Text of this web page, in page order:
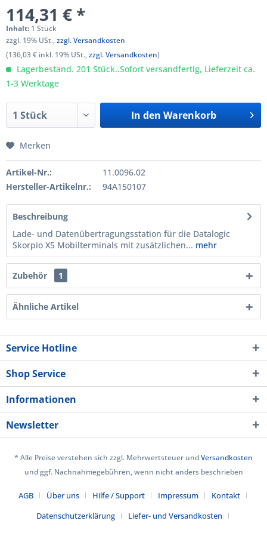
114,31 € *
Inhalt: 1 Stück
zzgl. 19% USt.,zzgl. Versandkosten
(136,03 € inkl. 19% USt.,zzgl. Versandkosten)
Lagerbestand. 201 Stück..Sofort versandfertig, Lieferzeit ca.
1-3 Werktage
In den Warenkorb
Merken
Artikel-Nr.:
11.0096.02
Hersteller-Artikelnr.:
94A150107
Beschreibung
Lade- und Datenübertragungsstation für die Datalogic
Skorpio X5 Mobilterminals mit zusätzlichen... mehr
Zubehör 1
Ähnliche Artikel
Service Hotline
Shop Service
Informationen
Newsletter
* Alle Preise verstehen sich zzgl. Mehrwertsteuer undVersandkosten
und ggf. Nachnahmegebühren, wenn nicht anders beschrieben
AGB Über uns Hilfe / Support Impressum
Kontakt
Datenschutzerklärung
Liefer- und Versandkosten